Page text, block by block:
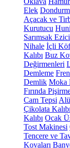
Elek
Açacak ve
Kurutucu Huni
Sarımsak Ezici
Nihale İçli
Kalıbı Buz
Değirmenleri
Demleme
Demlik Moka
Fırında
Cam Tepsi
Çikolata Kalıbı
Kalıbı Ocak
Tost Makinesi
Tencere ve
Kovaları